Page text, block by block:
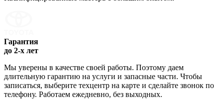
Гарантия
до 2-х лет
Мы уверены в качестве своей работы. Поэтому даем
длительную гарантию на услуги и запасные части. Чтобы
записаться, выберите техцентр на карте и сделайте звонок по
телефону. Работаем ежедневно, без выходных.